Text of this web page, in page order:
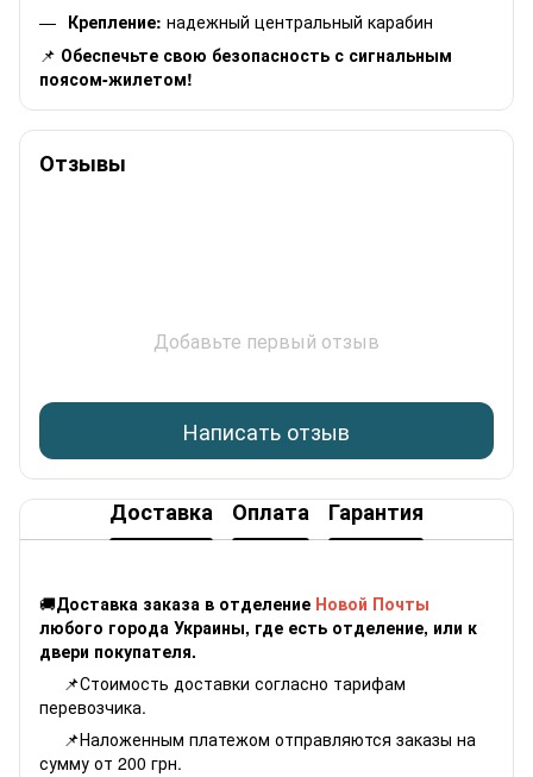
Крепление: надежный центральный карабин
📌 Обеспечьте свою безопасность с сигнальным
поясом-жилетом!
Отзывы
Добавьте первый отзыв
Написать отзыв
Доставка Оплата Гарантия
🚚Доставка заказа в отделение Новой Почты
любого города Украины, где есть отделение, или к
двери покупателя.
📌Стоимость доставки согласно тарифам
перевозчика.
📌Наложенным платежом отправляются заказы на
сумму от 200 грн.